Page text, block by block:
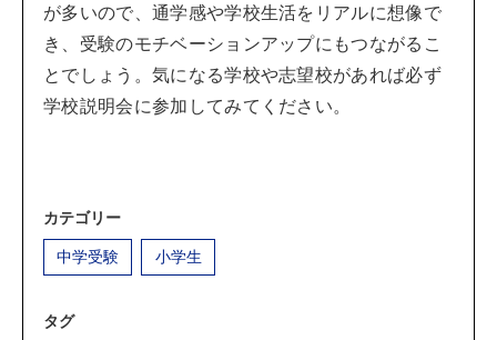
が多いので、通学感や学校生活をリアルに想像で
き、受験のモチベーションアップにもつながるこ
とでしょう。気になる学校や志望校があれば必ず
学校説明会に参加してみてください。
カテゴリー
中学受験 小学生
タグ